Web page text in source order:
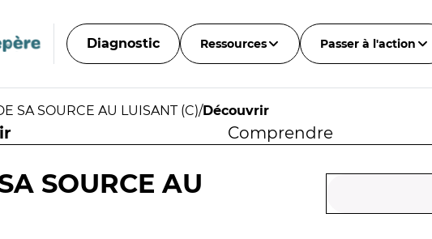
Diagnostic Ressources Passer à l'action
SA SOURCE AU LUISANT (C)/Découvrir
Comprendre
SOURCE AU